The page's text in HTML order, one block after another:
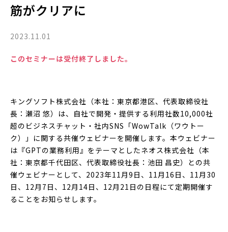
筋がクリアに
2023.11.01
このセミナーは受付終了しました。
キングソフト株式会社（本社：東京都港区、代表取締役社
長：瀬沼 悠）は、自社で開発・提供する利用社数10,000社
超のビジネスチャット・社内SNS「WowTalk（ワウトー
ク）」に関する共催ウェビナーを開催します。本ウェビナー
は『GPTの業務利用』をテーマとしたネオス株式会社（本
社：東京都千代田区、代表取締役社長：池田 昌史）との共
催ウェビナーとして、2023年11月9日、11月16日、11月30
日、12月7日、12月14日、12月21日の日程にて定期開催す
ることをお知らせします。